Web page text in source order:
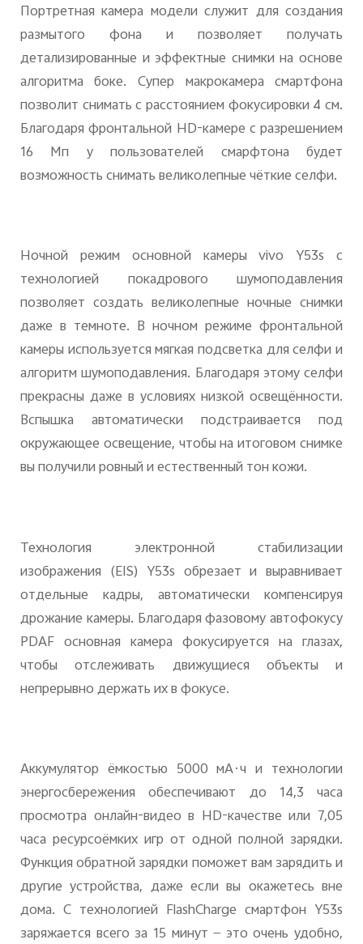
Портретная камера модели служит для создания
размытого фона и позволяет получать
детализированные и эффектные снимки на основе
алгоритма боке. Супер макрокамера смартфона
позволит снимать с расстоянием фокусировки 4 см.
Благодаря фронтальной HD-камере с разрешением
16 Мп у пользователей смарфтона будет
возможность снимать великолепные чёткие селфи.
Ночной режим основной камеры vivo Y53s с
технологией покадрового шумоподавления
позволяет создать великолепные ночные снимки
даже в темноте. В ночном режиме фронтальной
камеры используется мягкая подсветка для селфи и
алгоритм шумоподавления. Благодаря этому селфи
прекрасны даже в условиях низкой освещённости.
Вспышка автоматически подстраивается под
окружающее освещение, чтобы на итоговом снимке
вы получили ровный и естественный тон кожи.
Технология электронной стабилизации
изображения (EIS) Y53s обрезает и выравнивает
отдельные кадры, автоматически компенсируя
дрожание камеры. Благодаря фазовому автофокусу
PDAF основная камера фокусируется на глазах,
чтобы отслеживать движущиеся объекты и
непрерывно держать их в фокусе.
Аккумулятор ёмкостью 5000 мА·ч и технологии
энергосбережения обеспечивают до 14,3 часа
просмотра онлайн-видео в HD-качестве или 7,05
часа ресурсоёмких игр от одной полной зарядки.
Функция обратной зарядки поможет вам зарядить и
другие устройства, даже если вы окажетесь вне
дома. С технологией FlashCharge смартфон Y53s
заряжается всего за 15 минут — это очень удобно,